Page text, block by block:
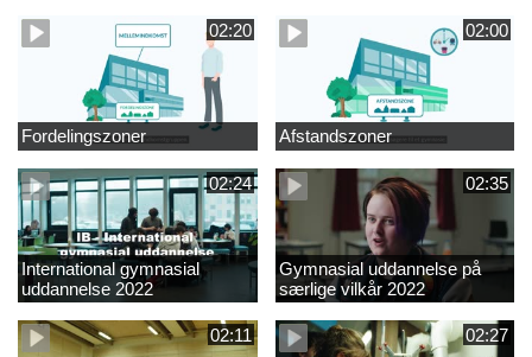
02:20
Fordelingszoner
02:00
Afstandszoner
02:24
International gymnasial
uddannelse 2022
02:35
Gymnasial uddannelse på
særlige vilkår 2022
02:11 02:27